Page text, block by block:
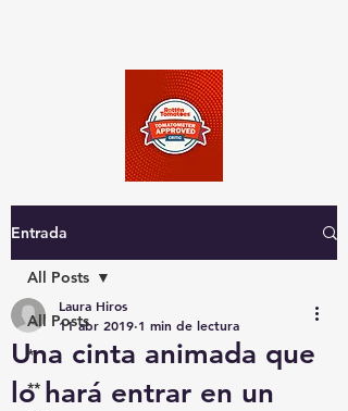
Entrada
All Posts
*
**
All Posts
Una cinta animada que
lo hará entrar en un
Laura Hiros
11 abr 2019 1 min de lectura